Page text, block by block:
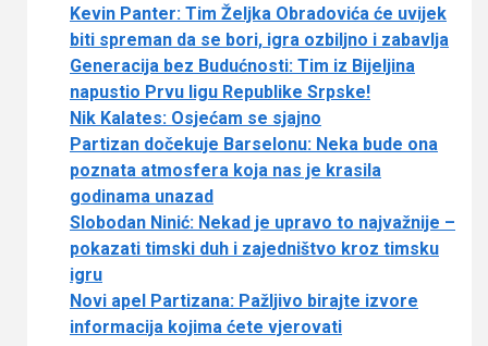
Kevin Panter: Tim Željka Obradovića će uvijek
biti spreman da se bori, igra ozbiljno i zabavlja
Generacija bez Budućnosti: Tim iz Bijeljina
napustio Prvu ligu Republike Srpske!
Nik Kalates: Osjećam se sjajno
Partizan dočekuje Barselonu: Neka bude ona
poznata atmosfera koja nas je krasila
godinama unazad
Slobodan Ninić: Nekad je upravo to najvažnije –
pokazati timski duh i zajedništvo kroz timsku
igru
Novi apel Partizana: Pažljivo birajte izvore
informacija kojima ćete vjerovati